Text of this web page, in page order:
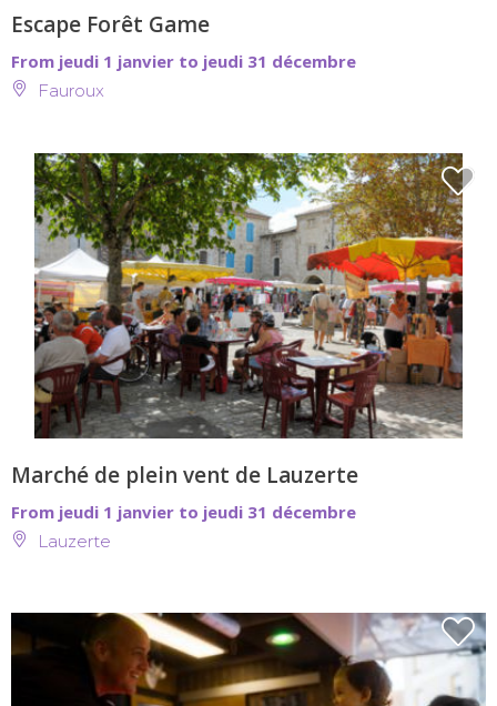
Escape Forêt Game
From jeudi 1 janvier to jeudi 31 décembre
Fauroux
Marché de plein vent de Lauzerte
From jeudi 1 janvier to jeudi 31 décembre
Lauzerte